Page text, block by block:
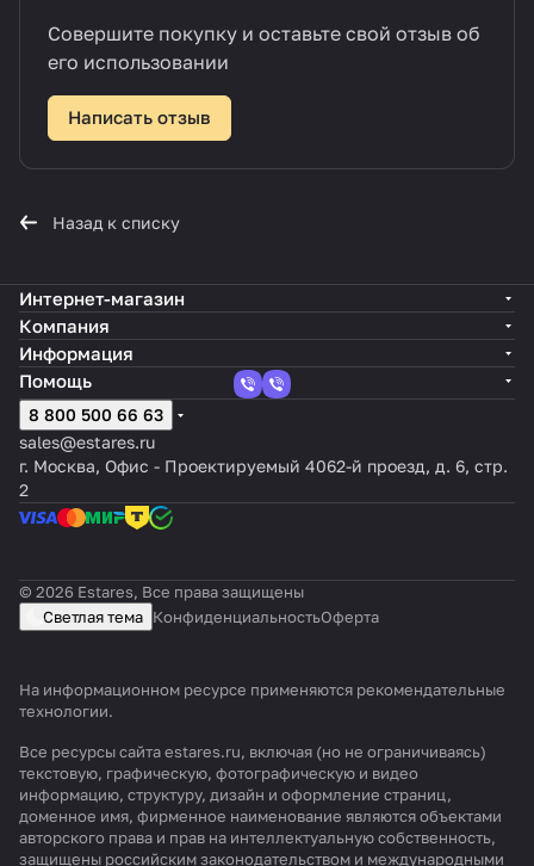
Совершите покупку и оставьте свой отзыв об
его использовании
Написать отзыв
Назад к списку
Интернет-магазин
Компания
Информация
Помощь
8 800 500 66 63
sales@estares.ru
г. Москва, Офис - Проектируемый 4062-й проезд, д. 6, стр.
2
© 2026 Estares, Все права защищены
Светлая тема КонфиденциальностьОферта
На информационном ресурсе применяются рекомендательные
технологии.
Все ресурсы сайта estares.ru, включая (но не ограничиваясь)
текстовую, графическую, фотографическую и видео
информацию, структуру, дизайн и оформление страниц,
доменное имя, фирменное наименование являются объектами
авторского права и прав на интеллектуальную собственность,
защищены российским законодательством и международными